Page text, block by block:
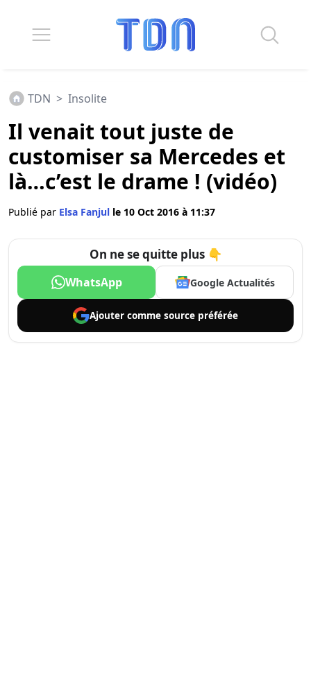
TDN > Insolite
Il venait tout juste de
customiser sa Mercedes et
là…c’est le drame ! (vidéo)
Publié par Elsa Fanjul le 10 Oct 2016 à 11:37
On ne se quitte plus 👇
WhatsApp Google Actualités
Ajouter comme source préférée